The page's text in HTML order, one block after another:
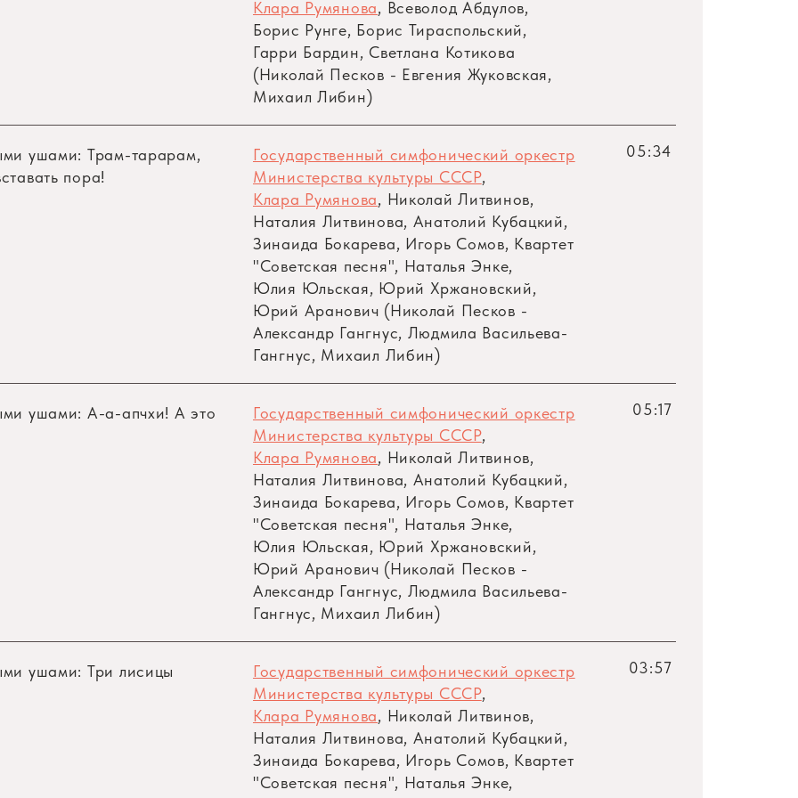
на охоту, лесные малыши запрыгали по лужайкам, а Зайчонок побежал по своим
знает, что уже задуманы страшные планы, что уже снаряжаются в погоню за веселым
— верные слуги самого Мухомора Мухоморовича, который даже и заснуть-то не может
свои планы, и что будет с зайчонком и его друзьями, со всем лесом, и кому достанутся
— все встанет на свои места, ты узнаешь, что сильнее самого страшного, злобного
Клара Румянова, Всеволод Абдулов,
Борис Рунге, Борис Тираспольский,
Гарри Бардин, Светлана Котикова
(Николай Песков - Евгения Жуковская,
Михаил Либин)
ушами: Трам-тарарам,
пора!
Государственный симфонический оркестр
Министерства культуры СССР,
Клара Румянова, Николай Литвинов,
Наталия Литвинова, Анатолий Кубацкий,
Зинаида Бокарева, Игорь Сомов, Квартет
"Советская песня", Наталья Энке,
Юлия Юльская, Юрий Хржановский,
Юрий Аранович (Николай Песков -
Александр Гангнус, Людмила Васильева-
Гангнус, Михаил Либин)
05:34
ушами: А-а-апчхи! А это
Государственный симфонический оркестр
Министерства культуры СССР,
Клара Румянова, Николай Литвинов,
Наталия Литвинова, Анатолий Кубацкий,
Зинаида Бокарева, Игорь Сомов, Квартет
"Советская песня", Наталья Энке,
Юлия Юльская, Юрий Хржановский,
Юрий Аранович (Николай Песков -
Александр Гангнус, Людмила Васильева-
Гангнус, Михаил Либин)
05:17
ушами: Три лисицы
Государственный симфонический оркестр
Министерства культуры СССР,
Клара Румянова, Николай Литвинов,
Наталия Литвинова, Анатолий Кубацкий,
Зинаида Бокарева, Игорь Сомов, Квартет
"Советская песня", Наталья Энке,
03:57